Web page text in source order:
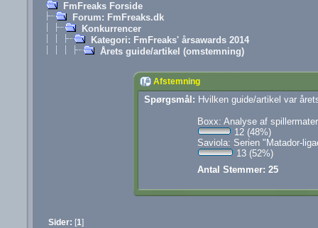
FmFreaks Forside
Forum: FmFreaks.dk
Konkurrencer
Kategori: FmFreaks' årsawards 2014
Årets guide/artikel (omstemning)
Afstemning
Spørgsmål: Hvilken guide/artikel var
Boxx: Analyse af
12 (48%)
Saviola: Serien "Matador-
13 (52%)
Antal Stemmer: 25
Sider: [1]